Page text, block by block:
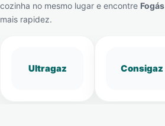
cozinha no mesmo lugar e encontre Fogás
mais rapidez.
Ultragaz Consigaz